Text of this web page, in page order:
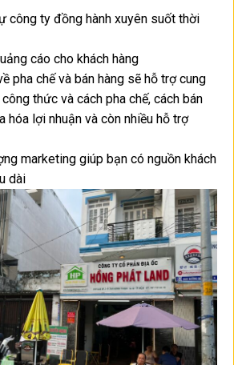
công ty đồng hành xuyên suốt thời
cáo cho khách hàng
pha chế và bán hàng sẽ hỗ trợ cung
thức và cách pha chế, cách bán
hóa lợi nhuận và còn nhiều hỗ trợ
marketing giúp bạn có nguồn khách
dài